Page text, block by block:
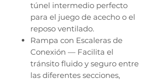
túnel intermedio perfecto
para el juego de acecho o el
reposo ventilado.
Rampa con Escaleras de
Conexión — Facilita el
tránsito fluido y seguro entre
las diferentes secciones,